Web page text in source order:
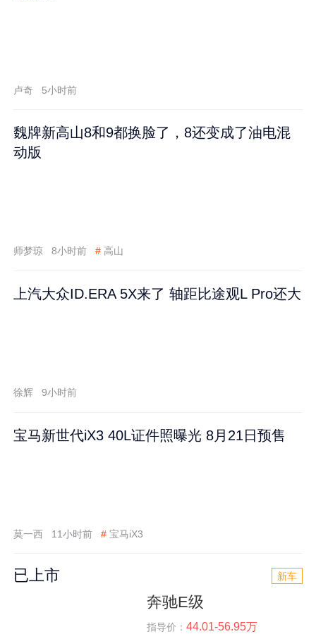
卢奇 5小时前
魏牌新高山8和9都换脸了，8还变成了油电混
动版
师梦琼 8小时前 # 高山
上汽大众ID.ERA 5X来了 轴距比途观L Pro还大
徐辉 9小时前
宝马新世代iX3 40L证件照曝光 8月21日预售
莫一西 11小时前 # 宝马iX3
已上市 新车
奔驰E级
指导价： 44.01-56.95万